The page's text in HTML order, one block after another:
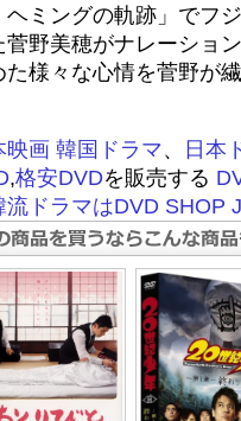
ヘミングの軌跡」でフ
菅野美穂がナレーショ
た様々な心情を菅野が
映画 韓国ドラマ、
日本
,格安DVDを販売する
流ドラマはDVD SHOP